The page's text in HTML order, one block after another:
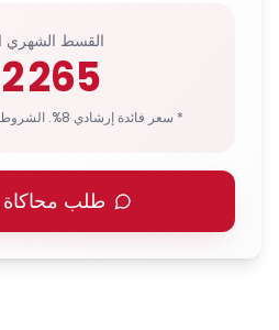
القسط الشهري
2 265
* سعر فائدة إرشادي 8%. الشروط حسب ملف المغترب.
طلب